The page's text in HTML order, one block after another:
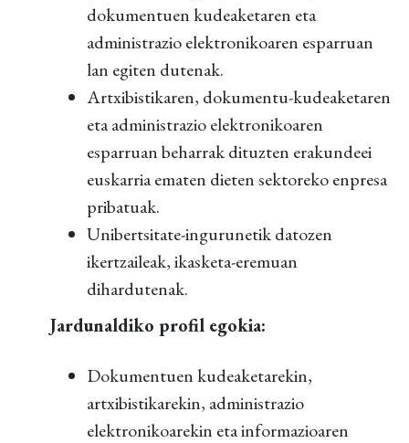
dokumentuen kudeaketaren eta
administrazio elektronikoaren esparruan
lan egiten dutenak.
Artxibistikaren, dokumentu-kudeaketaren
eta administrazio elektronikoaren
esparruan beharrak dituzten erakundeei
euskarria ematen dieten sektoreko enpresa
pribatuak.
Unibertsitate-ingurunetik datozen
ikertzaileak, ikasketa-eremuan
dihardutenak.
Jardunaldiko profil egokia:
Dokumentuen kudeaketarekin,
artxibistikarekin, administrazio
elektronikoarekin eta informazioaren